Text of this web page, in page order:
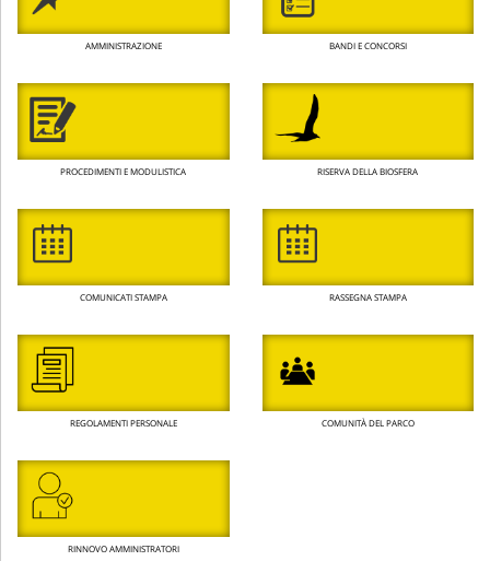
AMMINISTRAZIONE BANDI E CONCORSI
PROCEDIMENTI E MODULISTICA RISERVA DELLA BIOSFERA
COMUNICATI STAMPA RASSEGNA STAMPA
REGOLAMENTI PERSONALE COMUNITÀ DEL PARCO
RINNOVO AMMINISTRATORI